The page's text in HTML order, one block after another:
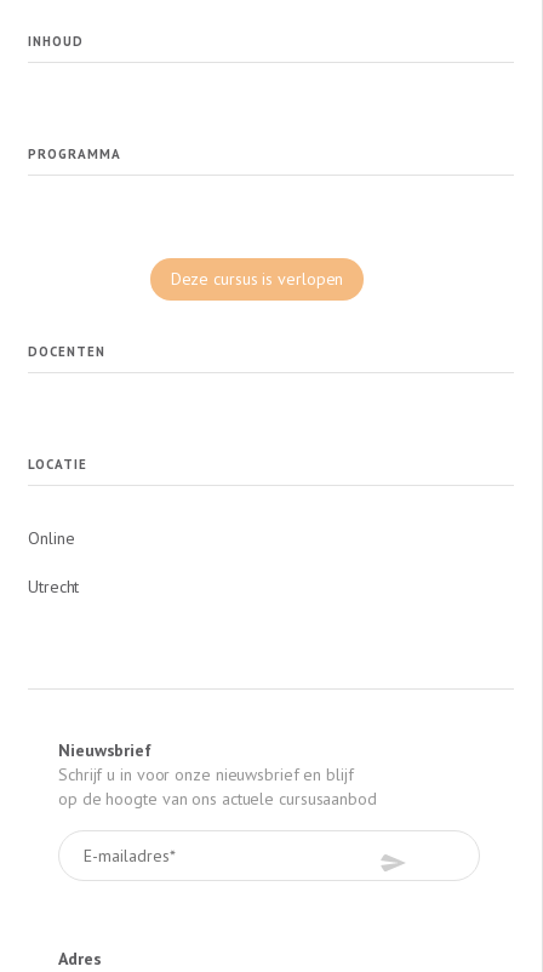
INHOUD
PROGRAMMA
Deze cursus is verlopen
DOCENTEN
LOCATIE
Online
Utrecht
Nieuwsbrief
Schrijf u in voor onze nieuwsbrief en blijf
op de hoogte van ons actuele cursusaanbod
Adres